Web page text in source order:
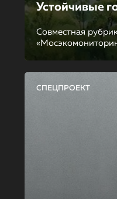
Устойчивые
Совместная
СПЕЦПРОЕКТ